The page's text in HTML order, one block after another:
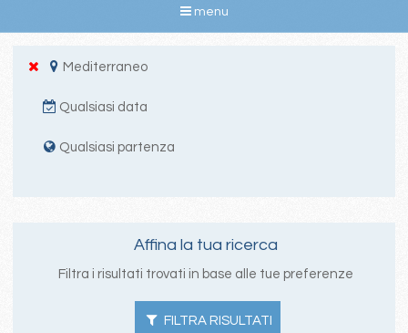
menu
Mediterraneo
Qualsiasi data
Qualsiasi partenza
Affina la tua ricerca
Filtra i risultati trovati in base alle tue preferenze
FILTRA RISULTATI